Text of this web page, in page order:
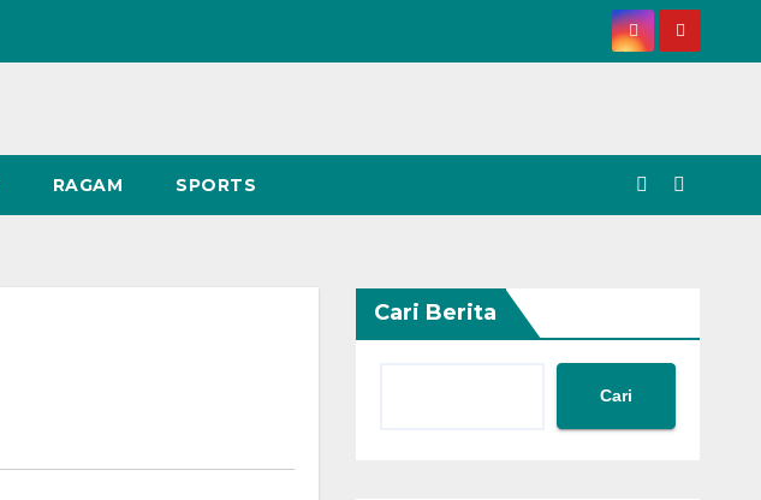
RAGAM SPORTS
Cari Berita
Cari